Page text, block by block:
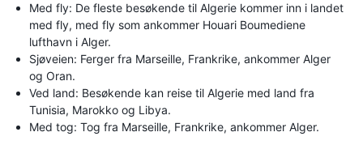
Med fly: De fleste besøkende til Algerie kommer inn i landet
med fly, med fly som ankommer Houari Boumediene
lufthavn i Alger.
Sjøveien: Ferger fra Marseille, Frankrike, ankommer Alger
og Oran.
Ved land: Besøkende kan reise til Algerie med land fra
Tunisia, Marokko og Libya.
Med tog: Tog fra Marseille, Frankrike, ankommer Alger.